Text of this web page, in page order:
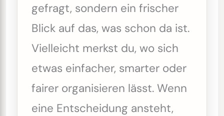
gefragt, sondern ein frischer
Blick auf das, was schon da ist.
Vielleicht merkst du, wo sich
etwas einfacher, smarter oder
fairer organisieren lässt. Wenn
eine Entscheidung ansteht,